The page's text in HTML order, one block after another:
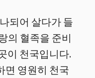
되어 살다가 들
의 혈족을 준비
이 천국입니다.
면 영원히 천국